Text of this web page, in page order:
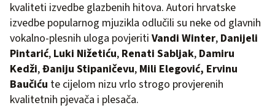
kvaliteti izvedbe glazbenih hitova. Autori hrvatske
izvedbe popularnog mjuzikla odlučili su neke od glavnih
vokalno-plesnih uloga povjeriti Vandi Winter, Danijeli
Pintarić, Luki Nižetiću, Renati Sabljak, Damiru
Kedži,Đaniju Stipaničevu, Mili Elegović, Ervinu
Baučiću te cijelom nizu vrlo strogo provjerenih
kvalitetnih pjevača i plesača.